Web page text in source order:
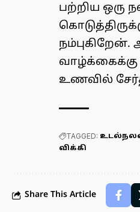
பற்றிய ஒரு
உணவில்
TAGGED:
விக்கி
Share This Article